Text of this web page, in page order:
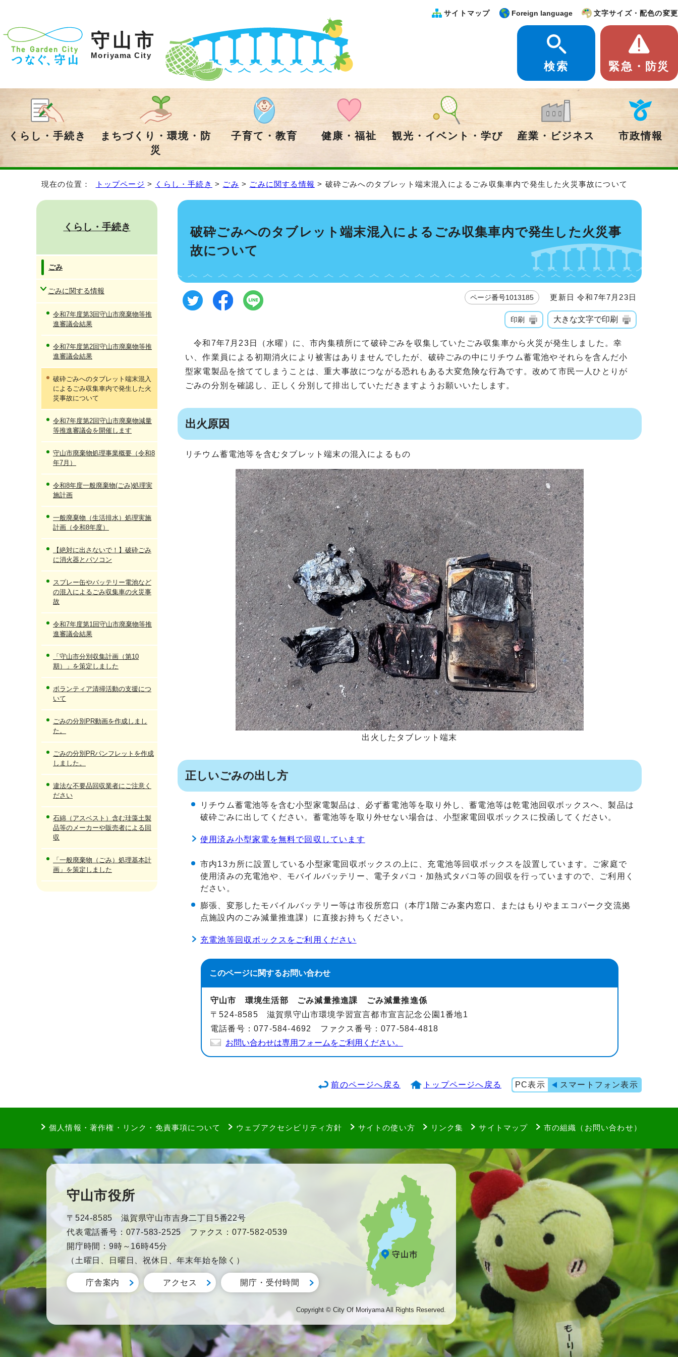
守山市
Moriyama City
サイトマップ Foreign language 文字サイズ・配色の変更
検索 緊急・防災
くらし・手続き
まちづくり・環境・防
災
子育て・教育 健康・福祉 観光・イベント・学び 産業・ビジネス 市政情報
現在の位置： トップページ > くらし・手続き > ごみ > ごみに関する情報 > 破砕ごみへのタブレット端末混入によるごみ収集車内で発生した火災事故について
破砕ごみへのタブレット端末混入によるごみ収集車内で発生した火災事
故について
ページ番号1013185 更新日 令和7年7月23日
印刷 大きな文字で印刷
令和7年7月23日（水曜）に、市内集積所にて破砕ごみを収集していたごみ収集車から火災が発生しました。幸
い、作業員による初期消火により被害はありませんでしたが、破砕ごみの中にリチウム蓄電池やそれらを含んだ小
型家電製品を捨ててしまうことは、重大事故につながる恐れもある大変危険な行為です。改めて市民一人ひとりが
ごみの分別を確認し、正しく分別して排出していただきますようお願いいたします。
出火原因
リチウム蓄電池等を含むタブレット端末の混入によるもの
出火したタブレット端末
正しいごみの出し方
リチウム蓄電池等を含む小型家電製品は、必ず蓄電池等を取り外し、蓄電池等は乾電池回収ボックスへ、製品は
破砕ごみに出してください。蓄電池等を取り外せない場合は、小型家電回収ボックスに投函してください。
使用済み小型家電を無料で回収しています
市内13カ所に設置している小型家電回収ボックスの上に、充電池等回収ボックスを設置しています。ご家庭で
使用済みの充電池や、モバイルバッテリー、電子タバコ・加熱式タバコ等の回収を行っていますので、ご利用く
ださい。
膨張、変形したモバイルバッテリー等は市役所窓口（本庁1階ごみ案内窓口、またはもりやまエコパーク交流拠
点施設内のごみ減量推進課）に直接お持ちください。
充電池等回収ボックスをご利用ください
このページに関するお問い合わせ
守山市 環境生活部 ごみ減量推進課 ごみ減量推進係
〒524-8585 滋賀県守山市環境学習宣言都市宣言記念公園1番地1
電話番号：077-584-4692 ファクス番号：077-584-4818
お問い合わせは専用フォームをご利用ください。
くらし・手続き
ごみ
ごみに関する情報
令和7年度第3回守山市廃棄物等推
進審議会結果
令和7年度第2回守山市廃棄物等推
進審議会結果
破砕ごみへのタブレット端末混入
によるごみ収集車内で発生した火
災事故について
令和7年度第2回守山市廃棄物減量
等推進審議会を開催します
守山市廃棄物処理事業概要（令和8
年7月）
令和8年度一般廃棄物(ごみ)処理実
施計画
一般廃棄物（生活排水）処理実施
計画（令和8年度）
【絶対に出さないで！】破砕ごみ
に消火器とパソコン
スプレー缶やバッテリー電池など
の混入によるごみ収集車の火災事
故
令和7年度第1回守山市廃棄物等推
進審議会結果
「守山市分別収集計画（第10
期）」を策定しました
ボランティア清掃活動の支援につ
いて
ごみの分別PR動画を作成しまし
た。
ごみの分別PRパンフレットを作成
しました。
違法な不要品回収業者にご注意く
ださい
石綿（アスベスト）含む珪藻土製
品等のメーカーや販売者による回
収
「一般廃棄物（ごみ）処理基本計
画」を策定しました
前のページへ戻る トップページへ戻る PC表示 スマートフォン表示
個人情報・著作権・リンク・免責事項について ウェブアクセシビリティ方針 サイトの使い方 リンク集 サイトマップ 市の組織（お問い合わせ）
守山市役所
〒524-8585 滋賀県守山市吉身二丁目5番22号
代表電話番号：077-583-2525 ファクス：077-582-0539
開庁時間：9時～16時45分
（土曜日、日曜日、祝休日、年末年始を除く）
庁舎案内 アクセス 開庁・受付時間
Copyright © City Of Moriyama All Rights Reserved.